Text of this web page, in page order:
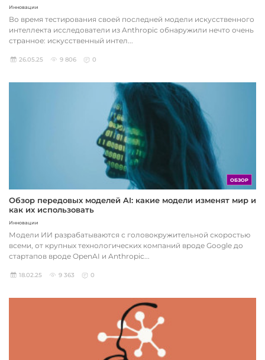
Инновации
Во время тестирования своей последней модели искусственного
интеллекта исследователи из Anthropic обнаружили нечто очень
странное: искусственный интел...
26.05.25 9 806 0
ОБЗОР
Обзор передовых моделей AI: какие модели изменят мир и
как их использовать
Инновации
Модели ИИ разрабатываются с головокружительной скоростью
всеми, от крупных технологических компаний вроде Google до
стартапов вроде OpenAI и Anthropic...
18.02.25 9 363 0